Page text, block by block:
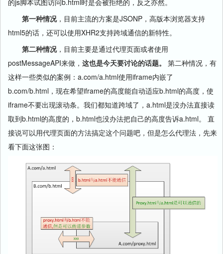
的js脚本试图访问b.html时是会被拒绝的，反之亦然。
第一种情况，目前主流的方案是JSONP，高版本浏览器支持
html5的话，还可以使用XHR2支持跨域通信的新特性。
第二种情况，目前主要是通过代理页面或者使用
postMessageAPI来做， 这也是今天要讨论的话题。
第二种情况，有
这样一些类似的案例：a.com/a.html使用iframe内嵌了
b.com/b.html，现在希望iframe的高度能自动适应b.html的高度，使
iframe不要出现滚动条。我们都知道跨域了，a.html是没办法直接读
取到b.html的高度的，b.html也没办法把自己的高度告诉a.html。 直
接说可以用代理页面的方法搞定这个问题吧，但是怎么代理法，先来
看下面这张图：